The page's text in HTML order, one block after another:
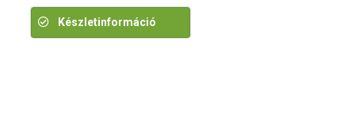
Készletinformáció